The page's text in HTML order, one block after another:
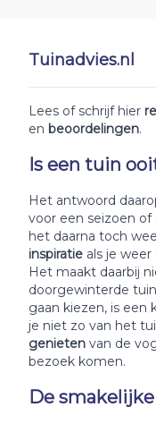
Tuinadvies.nl
Lees of schrijf hier
en beoordelingen.
Is een tuin
Het antwoord
voor een seizoen of
het daarna toch
inspiratie als je
Het maakt daarbij
doorgewinterde
gaan kiezen, is een
je niet zo van het
genieten van de
bezoek komen.
De